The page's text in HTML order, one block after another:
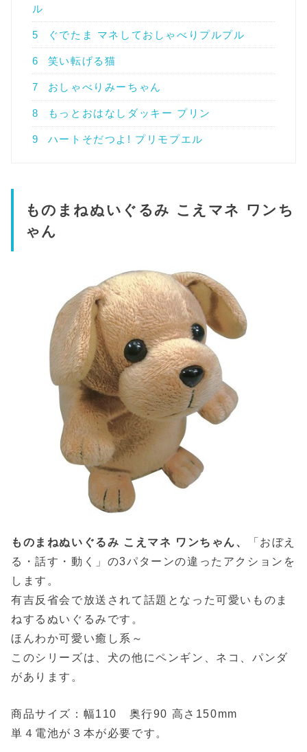
ル
5 ぐでたま マネしておしゃべりプルプル
6 笑い転げる猫
7 おしゃべりみーちゃん
8 もっとおはなしダッキー プリン
9 ハートそだつよ! プリモプエル
ものまねぬいぐるみ こえマネ ワンち
ゃん
ものまねぬいぐるみ こえマネ ワンちゃん、
「おぼえ
る・話す・動く」の3パターンの違ったアクションを
します。
有吉反省会で放送されて話題となった可愛いものま
ねするぬいぐるみです。
ほんわか可愛い癒し系～
このシリーズは、犬の他にペンギン、ネコ、パンダ
があります。
商品サイズ：幅110 奥行90 高さ150mm
単４電池が３本が必要です。